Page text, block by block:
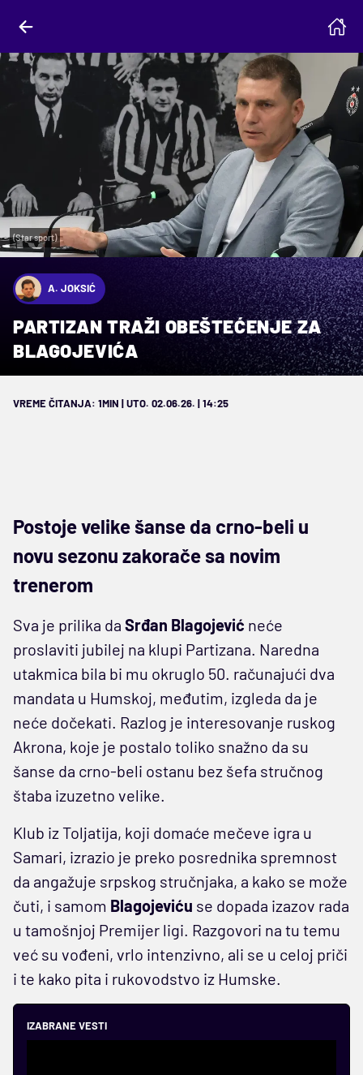
(Star sport)
A. JOKSIĆ
PARTIZAN TRAŽI OBEŠTEĆENJE ZA
BLAGOJEVIĆA
VREME ČITANJA: 1MIN | UTO. 02.06.26. | 14:25
Postoje velike šanse da crno-beli u
novu sezonu zakorače sa novim
trenerom
Sva je prilika da Srđan Blagojević neće
proslaviti jubilej na klupi Partizana. Naredna
utakmica bila bi mu okruglo 50. računajući dva
mandata u Humskoj, međutim, izgleda da je
neće dočekati. Razlog je interesovanje ruskog
Akrona, koje je postalo toliko snažno da su
šanse da crno-beli ostanu bez šefa stručnog
štaba izuzetno velike.
Klub iz Toljatija, koji domaće mečeve igra u
Samari, izrazio je preko posrednika spremnost
da angažuje srpskog stručnjaka, a kako se može
čuti, i samom Blagojeviću se dopada izazov rada
u tamošnjoj Premijer ligi. Razgovori na tu temu
već su vođeni, vrlo intenzivno, ali se u celoj priči
i te kako pita i rukovodstvo iz Humske.
IZABRANE VESTI